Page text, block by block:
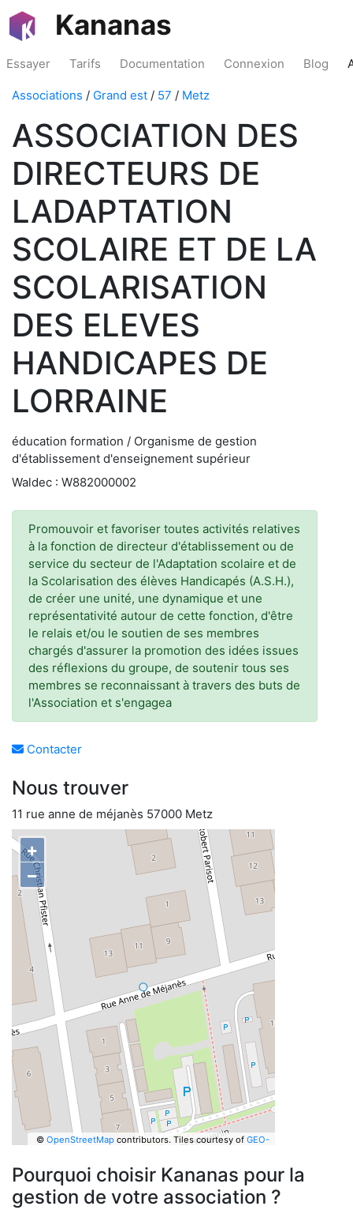
Kananas
Essayer Tarifs Documentation Connexion Blog
Associations / Grand est / 57 / Metz
ASSOCIATION DES
DIRECTEURS DE
LADAPTATION
SCOLAIRE ET DE LA
SCOLARISATION
DES ELEVES
HANDICAPES DE
LORRAINE
éducation formation / Organisme de gestion
d'établissement d'enseignement supérieur
Waldec : W882000002
Promouvoir et favoriser toutes activités relatives
à la fonction de directeur d'établissement ou de
service du secteur de l'Adaptation scolaire et de
la Scolarisation des élèves Handicapés (A.S.H.),
de créer une unité, une dynamique et une
représentativité autour de cette fonction, d'être
le relais et/ou le soutien de ses membres
chargés d'assurer la promotion des idées issues
des réflexions du groupe, de soutenir tous ses
membres se reconnaissant à travers des buts de
l'Association et s'engagea
Contacter
Nous trouver
11 rue anne de méjanès 57000 Metz
+
−
© OpenStreetMapcontributors. Tiles courtesy of GEO-
Pourquoi choisir Kananas pour la
gestion de votre association ?